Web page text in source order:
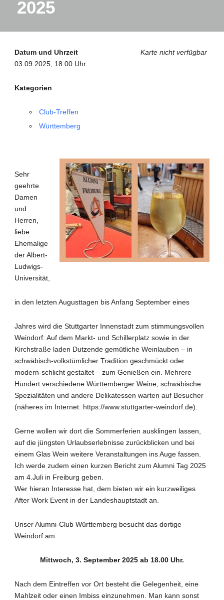
2025
Karte nicht verfügbar
Datum und Uhrzeit
03.09.2025, 18:00 Uhr
Kategorien
Club-Treffen
Württemberg
Sehr
geehrte
Damen
und
Herren,
liebe
Ehemalige
der Albert-
Ludwigs-
Universität,
in den letzten Augusttagen bis Anfang September eines
Jahres wird die Stuttgarter Innenstadt zum stimmungsvollen
Weindorf: Auf dem Markt- und Schillerplatz sowie in der
Kirchstraße laden Dutzende gemütliche Weinlauben – in
schwäbisch-volkstümlicher Tradition geschmückt oder
modern-schlicht gestaltet – zum Genießen ein. Mehrere
Hundert verschiedene Württemberger Weine, schwäbische
Spezialitäten und andere Delikatessen warten auf Besucher
(näheres im Internet: https://www.stuttgarter-weindorf.de).
Gerne wollen wir dort die Sommerferien ausklingen lassen,
auf die jüngsten Urlaubserlebnisse zurückblicken und bei
einem Glas Wein weitere Veranstaltungen ins Auge fassen.
Ich werde zudem einen kurzen Bericht zum Alumni Tag 2025
am 4.Juli in Freiburg geben.
Wer hieran Interesse hat, dem bieten wir ein kurzweiliges
After Work Event in der Landeshauptstadt an.
Unser Alumni-Club Württemberg besucht das dortige
Weindorf am
Mittwoch, 3. September 2025 ab 18.00 Uhr.
Nach dem Eintreffen vor Ort besteht die Gelegenheit, eine
Mahlzeit oder einen Imbiss einzunehmen. Man kann sonst